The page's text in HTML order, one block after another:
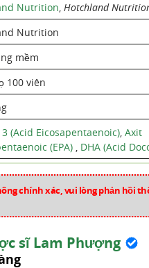
Nutrition, Hotchland
Nutrition
mềm
100 viên
(Acid Eicosapentaenoic), Axit
(EPA) , DHA (Acid
Mạch
chính xác, vui lòng phản hồi
sĩ Lam Phượng